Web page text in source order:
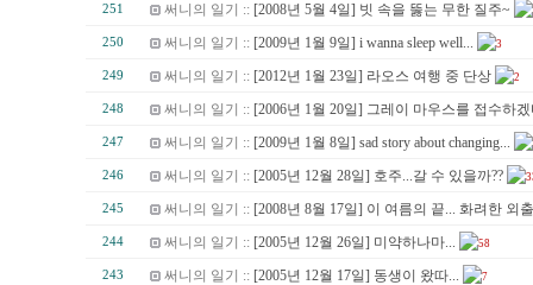
251 써니의 일기 :: [2008년 5월 4일] 빗 속을 뚫는 무한 질주~
250 써니의 일기 :: [2009년 1월 9일] i wanna sleep well... 3
249 써니의 일기 :: [2012년 1월 23일] 라오스 여행 중 단상 2
248 써니의 일기 :: [2006년 1월 20일] 그레이 마우스를 접수하
247 써니의 일기 :: [2009년 1월 8일] sad story about changing...
246 써니의 일기 :: [2005년 12월 28일] 호주...갈 수 있을까??
245 써니의 일기 :: [2008년 8월 17일] 이 여름의 끝... 화려한 외
244 써니의 일기 :: [2005년 12월 26일] 미약하나마... 58
243 써니의 일기 :: [2005년 12월 17일] 동생이 왔따... 7